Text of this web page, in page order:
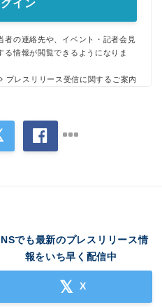
グイン
者の連絡先や、イベント・記者会見
る情報が閲覧できるようになりま
プレスリリース受信に関するご案内
でも最新のプレスリリース情
報をいち早く配信中
X